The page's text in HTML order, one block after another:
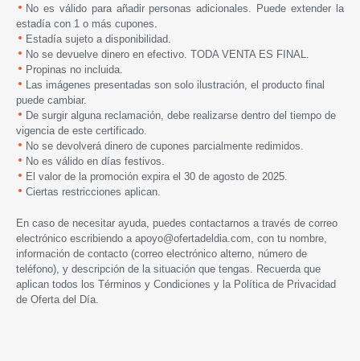
No es válido para añadir personas adicionales. Puede extender la
estadía con 1 o más cupones.
Estadía sujeto a disponibilidad.
No se devuelve dinero en efectivo. TODA VENTA ES FINAL.
Propinas no incluida.
Las imágenes presentadas son solo ilustración, el producto final
puede cambiar.
De surgir alguna reclamación, debe realizarse dentro del tiempo de
vigencia de este certificado.
No se devolverá dinero de cupones parcialmente redimidos.
No es válido en días festivos.
El valor de la promoción expira el 30 de agosto de 2025.
Ciertas restricciones aplican.
En caso de necesitar ayuda, puedes contactarnos a través de correo
electrónico escribiendo a apoyo@ofertadeldia.com , con tu nombre,
información de contacto (correo electrónico alterno, número de
teléfono), y descripción de la situación que tengas. Recuerda que
aplican todos los Términos y Condiciones y la Política de Privacidad
de Oferta del Día.